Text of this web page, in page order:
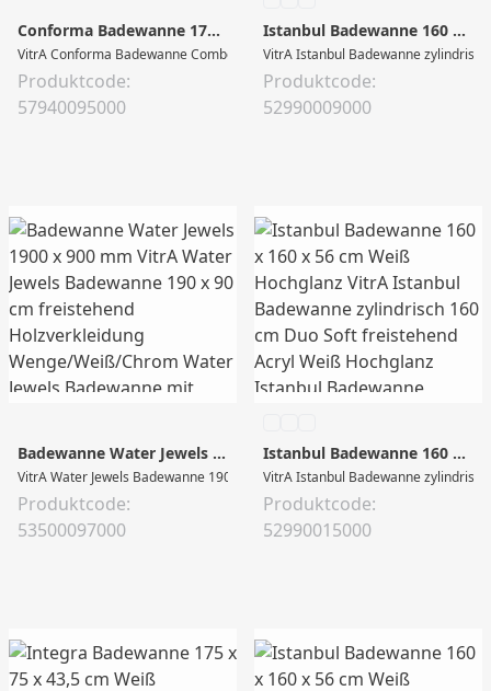
Conforma Badewanne 170 x 75 x 45 cm Weiß Hochglanz
VitrA Conforma Badewanne Combo 170 x 75 cm Einstieg links Air Relax Acryl
Produktcode:
57940095000
Istanbul Badewanne 160 x 160 x 56 cm Weiß Hochglanz
VitrA Istanbul Badewanne
Produktcode:
52990009000
Badewanne Water Jewels 1900 x 900 mm
VitrA Water Jewels Badewanne 190 x 90 cm freistehend Holzverkleidung
Produktcode:
53500097000
Istanbul Badewanne 160 x 160 x 56 cm Weiß Hochglanz
VitrA Istanbul Badewanne
Produktcode:
52990015000